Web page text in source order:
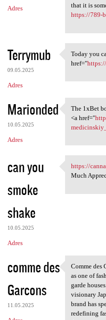
e
a
r
z
Adres
that it is
https://789-
Terrymub
09.05.2025
Adres
Today you
Today you
href="
Marionded
10.05.2025
Adres
The 1xBet
The 1xBet
<a href="
can you
smoke
shake
10.05.2025
Adres
https://
https://
Much
comme des
Garcons
11.05.2025
Comme
Comme des
as one of
garde
visionary
brand has
redefining